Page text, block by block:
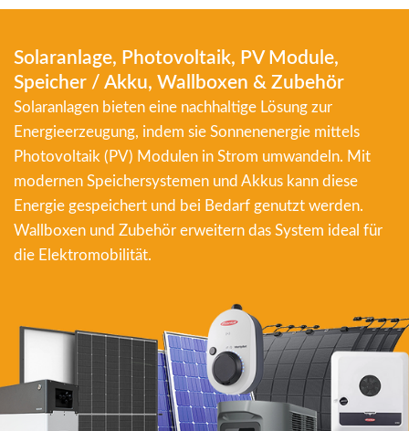
Solaranlage, Photovoltaik, PV Module,
Speicher / Akku, Wallboxen & Zubehör
Solaranlagen bieten eine nachhaltige Lösung zur
Energieerzeugung, indem sie Sonnenenergie mittels
Photovoltaik (PV) Modulen in Strom umwandeln. Mit
modernen Speichersystemen und Akkus kann diese
Energie gespeichert und bei Bedarf genutzt werden.
Wallboxen und Zubehör erweitern das System ideal für
die Elektromobilität.